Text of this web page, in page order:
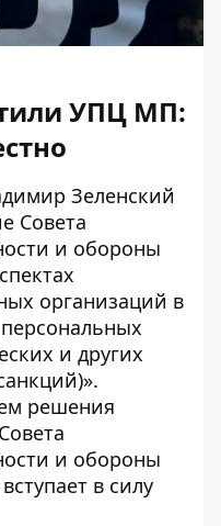
УПЦ МП:
Зеленский
Совета
и обороны
организаций в
и других
решения
и обороны
в силу